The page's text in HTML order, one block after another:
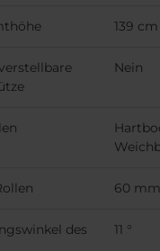
139 cm
Nein
60 mm
des
11 °